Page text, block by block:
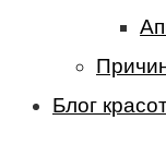
Блог